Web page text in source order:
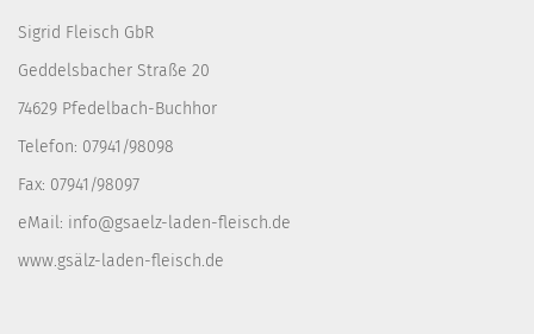
Sigrid Fleisch GbR
Geddelsbacher Straße 20
74629 Pfedelbach-Buchhor
Telefon: 07941/98098
Fax: 07941/98097
eMail: info@gsaelz-laden-fleisch.de
www.gsälz-laden-fleisch.de